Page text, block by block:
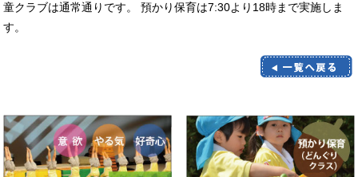
童クラブは通常通りです。 預かり保育は7:30より18時まで実施しま
す。